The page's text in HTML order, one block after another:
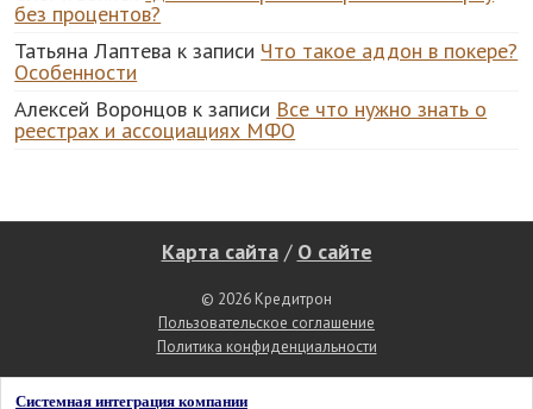
без процентов?
Татьяна Лаптева к записи Что такое аддон в покере?
Особенности
Алексей Воронцов к записи Все что нужно знать о
реестрах и ассоциациях МФО
Карта сайта/ О сайте
© 2026 Кредитрон
Пользовательское соглашение
Политика конфиденциальности
Системная интеграция компании